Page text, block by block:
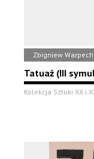
Zbigniew
Tatuaż (III
Kolekcja Sztuki XX i